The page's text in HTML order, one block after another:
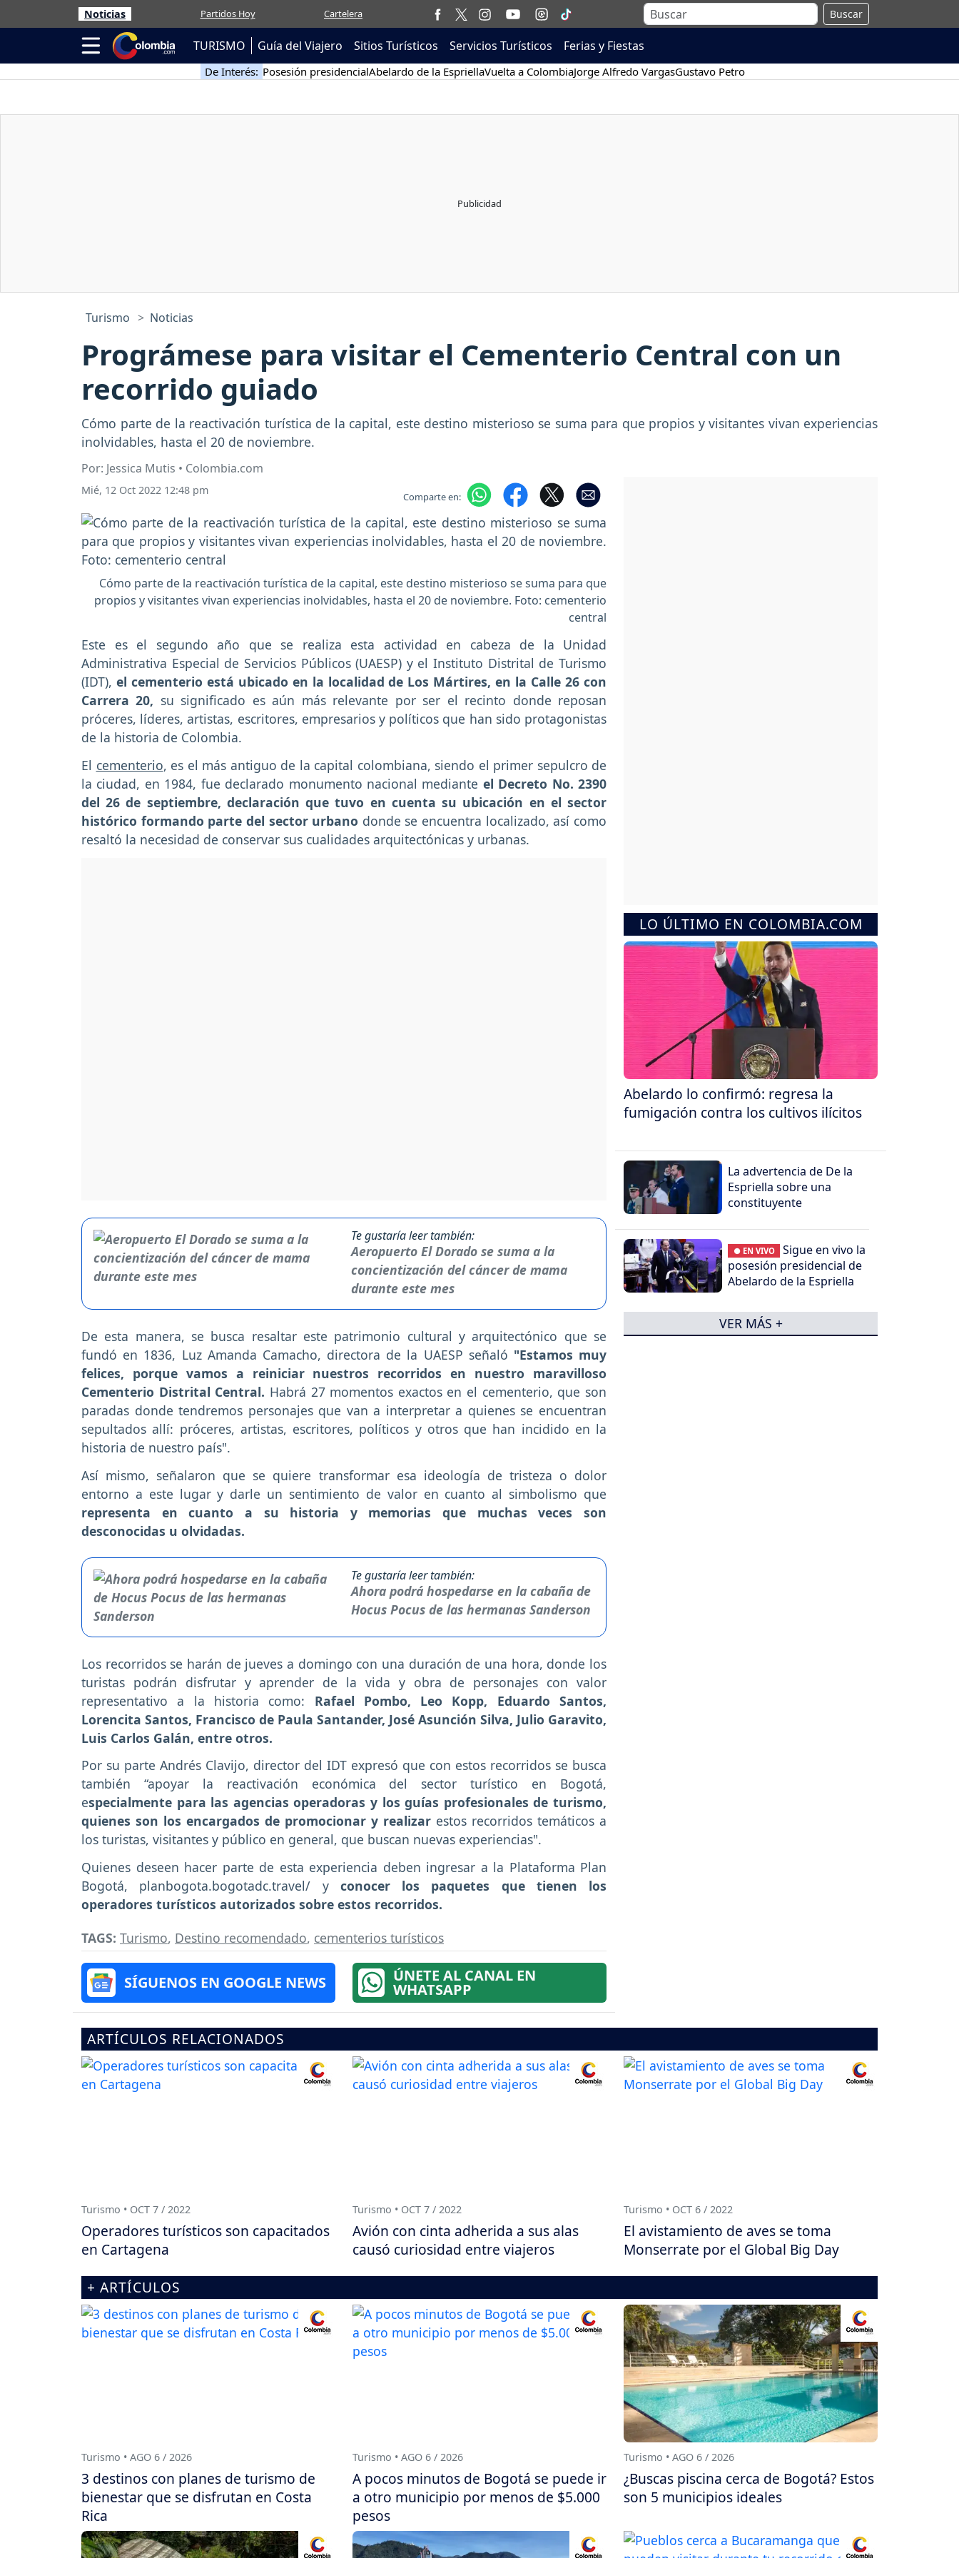
Noticias Partidos Hoy Cartelera Buscar
TURISMO Guía del Viajero Sitios Turísticos Servicios Turísticos Ferias y Fiestas
De Interés: Posesión presidencialAbelardo de la EspriellaVuelta a ColombiaJorge Alfredo VargasGustavo Petro
Turismo Noticias
Prográmese para visitar el Cementerio Central con un
recorrido guiado
Cómo parte de la reactivación turística de la capital, este destino misterioso se suma para que propios y visitantes vivan experiencias
inolvidables, hasta el 20 de noviembre.
Por: Jessica Mutis • Colombia.com
Mié, 12 Oct 2022 12:48 pm Comparte en:
Cómo parte de la reactivación turística de la capital, este destino misterioso se suma para que
propios y visitantes vivan experiencias inolvidables, hasta el 20 de noviembre. Foto: cementerio
central
Este es el segundo año que se realiza esta actividad en cabeza de la Unidad
Administrativa Especial de Servicios Públicos (UAESP) y el Instituto Distrital de Turismo
(IDT), el cementerio está ubicado en la localidad de Los Mártires, en la Calle 26 con
Carrera 20, su significado es aún más relevante por ser el recinto donde reposan
próceres, líderes, artistas, escritores, empresarios y políticos que han sido protagonistas
de la historia de Colombia.
El cementerio, es el más antiguo de la capital colombiana, siendo el primer sepulcro de
la ciudad, en 1984, fue declarado monumento nacional mediante el Decreto No. 2390
del 26 de septiembre, declaración que tuvo en cuenta su ubicación en el sector
histórico formando parte del sector urbano donde se encuentra localizado, así como
resaltó la necesidad de conservar sus cualidades arquitectónicas y urbanas.
Te gustaría leer también:
Aeropuerto El Dorado se suma a la
concientización del cáncer de mama
durante este mes
De esta manera, se busca resaltar este patrimonio cultural y arquitectónico que se
fundó en 1836, Luz Amanda Camacho, directora de la UAESP señaló "Estamos muy
felices, porque vamos a reiniciar nuestros recorridos en nuestro maravilloso
Cementerio Distrital Central. Habrá 27 momentos exactos en el cementerio, que son
paradas donde tendremos personajes que van a interpretar a quienes se encuentran
sepultados allí: próceres, artistas, escritores, políticos y otros que han incidido en la
historia de nuestro país".
Así mismo, señalaron que se quiere transformar esa ideología de tristeza o dolor
entorno a este lugar y darle un sentimiento de valor en cuanto al simbolismo que
representa en cuanto a su historia y memorias que muchas veces son
desconocidas u olvidadas.
Te gustaría leer también:
Ahora podrá hospedarse en la cabaña de
Hocus Pocus de las hermanas Sanderson
Los recorridos se harán de jueves a domingo con una duración de una hora, donde los
turistas podrán disfrutar y aprender de la vida y obra de personajes con valor
representativo a la historia como: Rafael Pombo, Leo Kopp, Eduardo Santos,
Lorencita Santos, Francisco de Paula Santander, José Asunción Silva, Julio Garavito,
Luis Carlos Galán, entre otros.
Por su parte Andrés Clavijo, director del IDT expresó que con estos recorridos se busca
también “apoyar la reactivación económica del sector turístico en Bogotá,
especialmente para las agencias operadoras y los guías profesionales de turismo,
quienes son los encargados de promocionar y realizar estos recorridos temáticos a
los turistas, visitantes y público en general, que buscan nuevas experiencias".
Quienes deseen hacer parte de esta experiencia deben ingresar a la Plataforma Plan
Bogotá, planbogota.bogotadc.travel/ y conocer los paquetes que tienen los
operadores turísticos autorizados sobre estos recorridos.
TAGS: Turismo, Destino recomendado, cementerios turísticos
SÍGUENOS EN GOOGLE NEWS ÚNETE AL CANAL EN
WHATSAPP
LO ÚLTIMO EN COLOMBIA.COM
Abelardo lo confirmó: regresa la
fumigación contra los cultivos ilícitos
La advertencia de De la
Espriella sobre una
constituyente
● EN VIVO
Sigue en vivo la
posesión presidencial de
Abelardo de la Espriella
VER MÁS +
ARTÍCULOS RELACIONADOS
Turismo • OCT 7 / 2022
Operadores turísticos son capacitados
en Cartagena
Turismo • OCT 7 / 2022
Avión con cinta adherida a sus alas
causó curiosidad entre viajeros
Turismo • OCT 6 / 2022
El avistamiento de aves se toma
Monserrate por el Global Big Day
+ ARTÍCULOS
Turismo • AGO 6 / 2026
3 destinos con planes de turismo de
bienestar que se disfrutan en Costa
Rica
Turismo • AGO 6 / 2026
A pocos minutos de Bogotá se puede ir
a otro municipio por menos de $5.000
pesos
Turismo • AGO 6 / 2026
¿Buscas piscina cerca de Bogotá? Estos
son 5 municipios ideales